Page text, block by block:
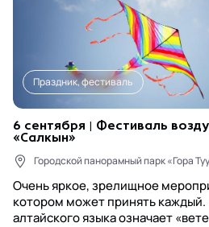
Праздник, фестиваль
6 сентября | Фестиваль
«Салкын»
Городской панорамный парк «Гора
Очень яркое, зрелищное
котором может принять каждый.
алтайского языка означает